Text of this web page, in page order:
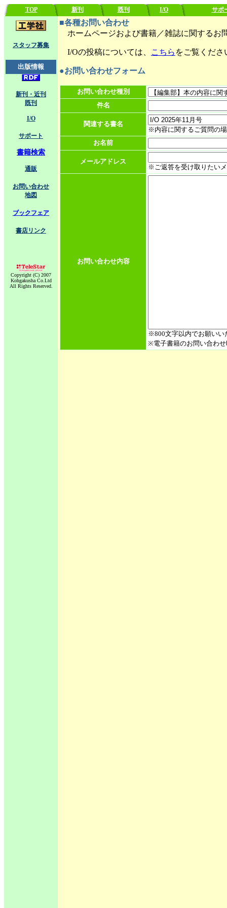
TOP 新刊 既刊 I/O サポ
スタッフ募集
出版情報
新刊・近刊
既刊
I/O
サポート
書籍検索
通販
お問い合わせ
地図
ブックフェア
書店リンク
Copyright (C) 2007
Kohgakusha Co.Ltd
All Rights Reserved.
■各種お問い合わせ
ホームページおよび書籍／雑誌に関するお
I/Oの投稿については、 こちら をご覧くださ
●お問い合わせフォーム
お問い合わせ種別
件名
関連する書名
※内容に関するご質問の
お名前
メールアドレス
※ご返答を受け取りたい
お問い合わせ内容
※800文字以内でお願いい
※電子書籍のお問い合わ